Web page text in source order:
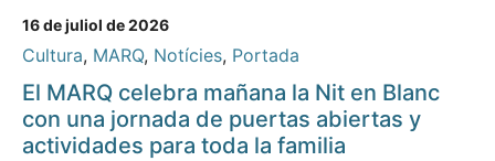
16 de juliol de 2026
Cultura, MARQ, Notícies, Portada
El MARQ celebra mañana la Nit en Blanc
con una jornada de puertas abiertas y
actividades para toda la familia